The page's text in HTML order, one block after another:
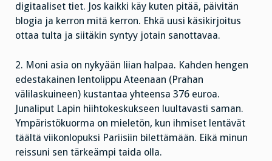
digitaaliset tiet. Jos kaikki käy kuten pitää, päivitän
blogia ja kerron mitä kerron. Ehkä uusi käsikirjoitus
ottaa tulta ja siitäkin syntyy jotain sanottavaa.
2. Moni asia on nykyään liian halpaa. Kahden hengen
edestakainen lentolippu Ateenaan (Prahan
välilaskuineen) kustantaa yhteensa 376 euroa.
Junaliput Lapin hiihtokeskukseen luultavasti saman.
Ympäristökuorma on mieletön, kun ihmiset lentävät
täältä viikonlopuksi Pariisiin bilettämään. Eikä minun
reissuni sen tärkeämpi taida olla.